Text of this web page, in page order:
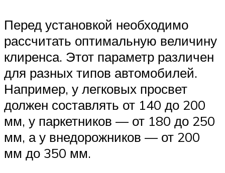
Перед установкой необходимо
рассчитать оптимальную величину
клиренса. Этот параметр различен
для разных типов автомобилей.
Например, у легковых просвет
должен составлять от 140 до 200
мм, у паркетников — от 180 до 250
мм, а у внедорожников — от 200
мм до 350 мм.